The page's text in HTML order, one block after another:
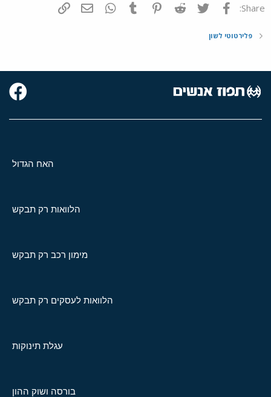
Share: פייסבוק Twitter
Reddit
Pinterest
Tumblr
WhatsAppדואר אלקטרוני
פלירטוטי לשון
האח הגדול
הלוואות רק תבקש
מימון רכב רק תבקש
הלוואות לעסקים רק תבקש
עגלת תינוקות
בורסה ושוק ההון